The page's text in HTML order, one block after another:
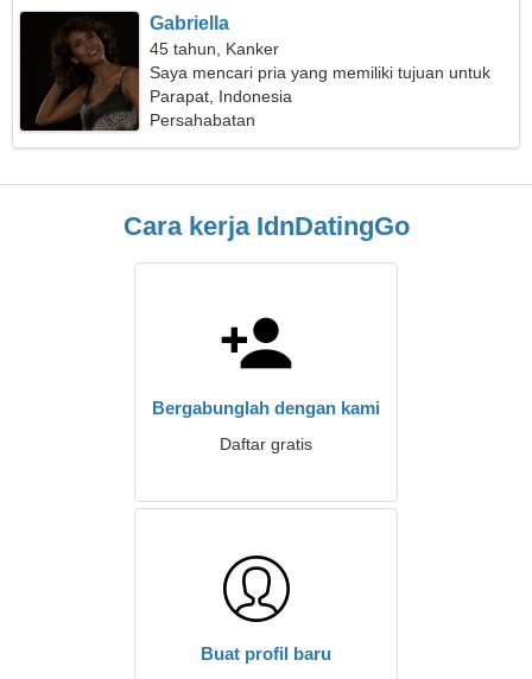
Gabriella
45 tahun, Kanker
Saya mencari pria yang memiliki tujuan untuk
bepergian bersama
Parapat, Indonesia
Persahabatan
Cara kerja IdnDatingGo
Bergabunglah dengan kami
Daftar gratis
Buat profil baru